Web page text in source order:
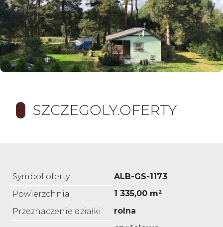
SZCZEGOLY.OFERTY
Symbol oferty
ALB-GS-1173
Powierzchnia
1 335,00 m²
Przeznaczenie działki
rolna